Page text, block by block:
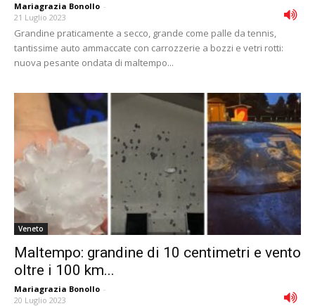
Mariagrazia Bonollo -
21 Luglio 2023
Grandine praticamente a secco, grande come palle da tennis,
tantissime auto ammaccate con carrozzerie a bozzi e vetri rotti:
nuova pesante ondata di maltempo...
Veneto
Maltempo: grandine di 10 centimetri e vento
oltre i 100 km...
Mariagrazia Bonollo -
20 Luglio 2023